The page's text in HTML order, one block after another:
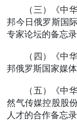
（三）《中
邦今日俄罗斯国
专家论坛的备忘录
（四）《中
邦俄罗斯国家媒
（五）《中
然气传媒控股股
人才的合作备忘录